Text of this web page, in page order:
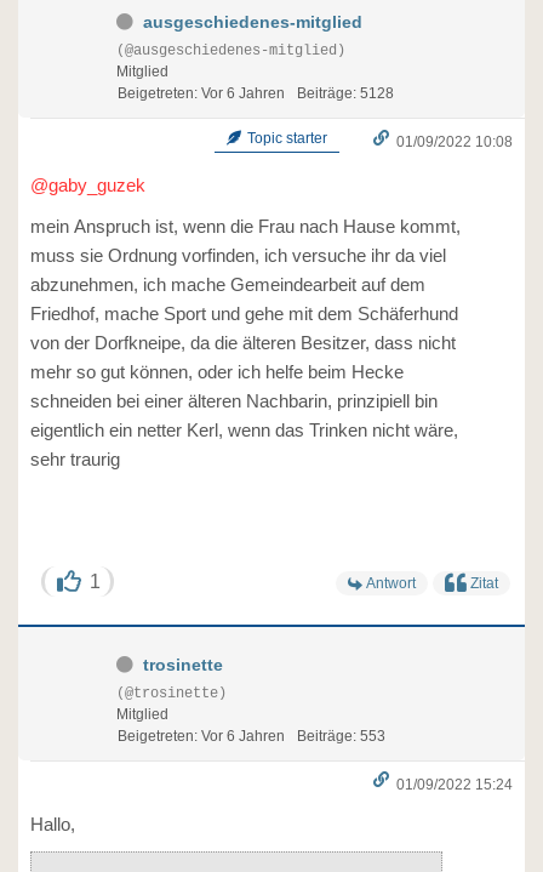
ausgeschiedenes-mitglied
(@ausgeschiedenes-mitglied)
Mitglied
Beigetreten: Vor 6 Jahren
Beiträge: 5128
Topic starter 01/09/2022 10:08
@gaby_guzek
mein Anspruch ist, wenn die Frau nach Hause kommt,
muss sie Ordnung vorfinden, ich versuche ihr da viel
abzunehmen, ich mache Gemeindearbeit auf dem
Friedhof, mache Sport und gehe mit dem Schäferhund
von der Dorfkneipe, da die älteren Besitzer, dass nicht
mehr so gut können, oder ich helfe beim Hecke
schneiden bei einer älteren Nachbarin, prinzipiell bin
eigentlich ein netter Kerl, wenn das Trinken nicht wäre,
sehr traurig
1 Antwort Zitat
trosinette
(@trosinette)
Mitglied
Beigetreten: Vor 6 Jahren
Beiträge: 553
01/09/2022 15:24
Hallo,